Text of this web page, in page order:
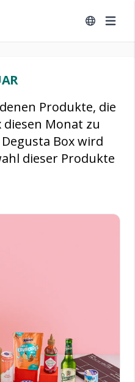
Produkte, die
diesen Monat zu
Box wird
dieser Produkte